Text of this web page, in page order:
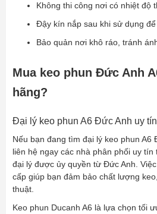
Không thi công nơi có nhiệt độ
Đậy kín nắp sau khi sử dụng
Bảo quản nơi khô ráo, tránh
Mua keo phun Đức Anh
hãng?
Đại lý keo phun A6 Đức Anh uy tín
Nếu bạn đang tìm đại lý keo phun A6
liên hệ ngay các nhà phân phối uy
đại lý được ủy quyền từ Đức Anh.
cấp giúp bạn đảm bảo chất lượng
thuật.
Keo phun Ducanh A6 là lựa chọn tối